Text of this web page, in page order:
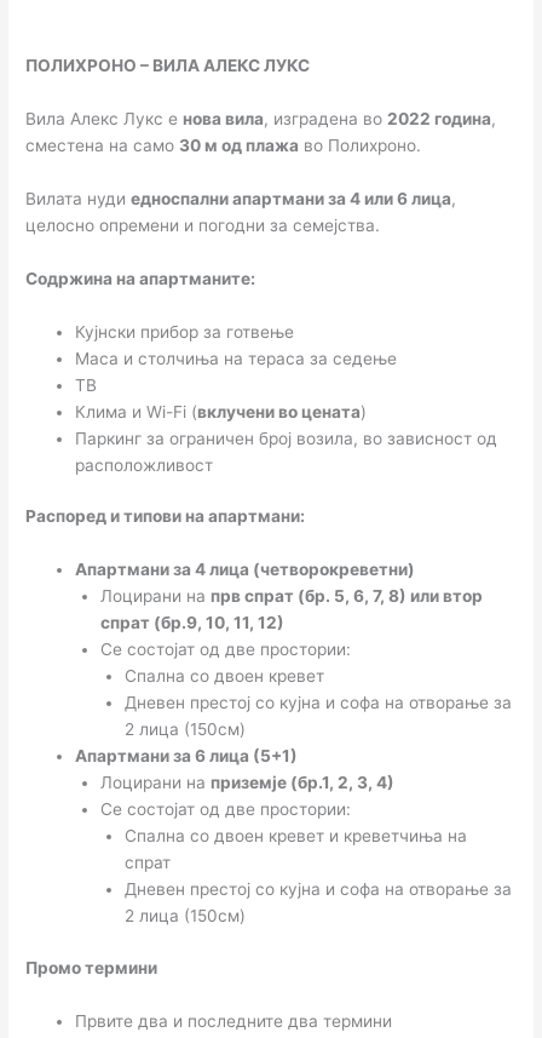
ПОЛИХРОНО – ВИЛА АЛЕКС ЛУКС
Вила Алекс Лукс е нова вила, изградена во2022 година,
сместена на само 30 м од плажа во Полихроно.
Вилата нудиедноспални апартмани за 4 или 6 лица,
целосно опремени и погодни за семејства.
Содржина на апартманите:
Кујнски прибор за готвење
Маса и столчиња на тераса за седење
ТВ
Клима и Wi-Fi (вклучени во цената)
Паркинг за ограничен број возила, во зависност од
расположливост
Распоред и типови на апартмани:
Апартмани за 4 лица (четворокреветни)
Лоцирани на прв спрат (бр. 5, 6, 7, 8) или втор
спрат (бр.9, 10, 11, 12)
Се состојат од две простории:
Спална со двоен кревет
Дневен престој со кујна и софа на отворање за
2 лица (150см)
Апартмани за 6 лица (5+1)
Лоцирани на приземје(бр.1, 2, 3, 4)
Се состојат од две простории:
Спална со двоен кревет и креветчиња на
спрат
Дневен престој со кујна и софа на отворање за
2 лица (150см)
Промо термини
Првите два и последните два термини